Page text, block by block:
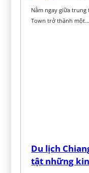
Nằm ngay giữa trung
Town trở thành một…
Du lịch
tật những